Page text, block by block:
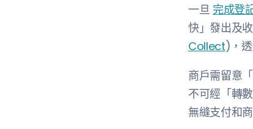
一旦 完成登
快」發出及
Collect)，
商戶需留意
不可經「轉
無縫支付和